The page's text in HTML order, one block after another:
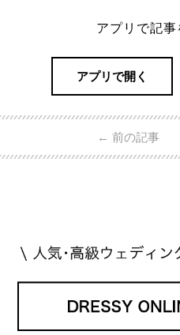
アプリで記
アプリで開く
← 前の記事